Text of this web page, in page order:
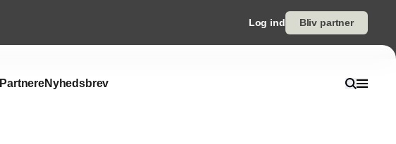
Log ind Bliv partner
PartnereNyhedsbrev